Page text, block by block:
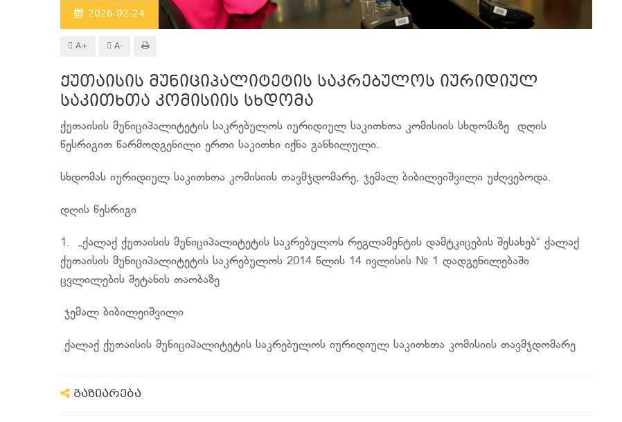
2026-02-24
A+ A-
ქუთაისის მუნიციპალიტეტის საკრებულოს იურიდიულ
საკითხთა კომისიის სხდომა
ქუთაისის მუნიციპალიტეტის საკრებულოს იურიდიულ საკითხთა კომისიის სხდომაზე დღის
წესრიგით წარმოდგენილი ერთი საკითხი იქნა განხილული.
სხდომას იურიდიულ საკითხთა კომისიის თავმჯდომარე, ჯემალ ბიბილეიშვილი უძღვებოდა.
დღის წესრიგი
1. „ქალაქ ქუთაისის მუნიციპალიტეტის საკრებულოს რეგლამენტის დამტკიცების შესახებ“ ქალაქ
ქუთაისის მუნიციპალიტეტის საკრებულოს 2014 წლის 14 ივლისის № 1 დადგენილებაში
ცვლილების შეტანის თაობაზე
ჯემალ ბიბილეიშვილი
ქალაქ ქუთაისის მუნიციპალიტეტის საკრებულოს იურიდიულ საკითხთა კომისიის თავმჯდომარე
გაზიარება